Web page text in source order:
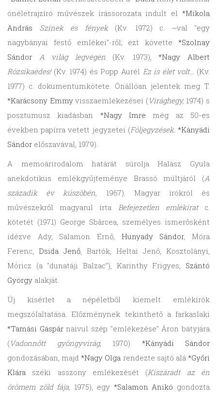
önéletrajzíró művészek írássorozata indult el *Mikola
András
Színek és fények(Kv. 1972) c. ~val "egy
nagybányai festő emlékei"-ről; ezt követte *Szolnay
Sándor
A világ legvégén(Kv. 1973),*Nagy Albert
Rózsikaédes!(Kv. 1974) és Popp Aurél Ez is élet volt… (Kv.
1977) c. dokumentumkötete. Önállóan jelentek meg T.
*Karácsony Emmyvisszaemlékezései (Virághegy,1974) s
posztumusz kiadásban *Nagy Imre még az 50-es
években papírra vetett jegyzetei (Följegyzések. *Kányádi
Sándor előszavával, 1979).
A memoárirodalom határát súrolja Halász Gyula
anekdotikus emlékgyűjteménye Brassó múltjáról (A
századik év küszöbén, 1967). Magyar írókról és
művészekről magyarul írta Befejezetlen emlékiratc.
kötetét (1971) George Sbârcea, személyes ismerősként
idézve Ady, Salamon Ernő, Hunyady Sándor, Móra
Ferenc, Dsida Jenő, Bartók, Heltai Jenő, Kosztolányi,
Móricz (a "dunatáji Balzac"), Karinthy Frigyes, Szántó
György alakját.
Új kísérlet a népéletből kiemelt emlékírók
megszólaltatása. Előzménynek tekinthető a farkaslaki
*Tamási Gáspárnaivul szép "emlékezése" Áron bátyjára
(Vadonnőtt gyöngyvirág, 1970) *Kányádi Sándor
gondozásában, majd*Nagy Olga rendezte sajtó alá*Győri
Klára széki asszony emlékezését (Kiszáradt az én
örömem zöld fája, 1975), egy *Salamon Anikó gondozta